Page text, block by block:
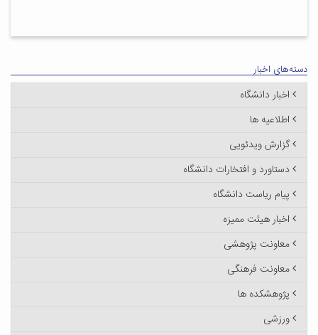
دسته‌های اخبار
اخبار دانشگاه
اطلاعیه ها
گزارش ویدئویی
دستاورد و افتخارات دانشگاه
پیام ریاست دانشگاه
اخبار هیئت ممیزه
معاونت پژوهشی
معاونت فرهنگی
پژوهشکده ها
ورزشی